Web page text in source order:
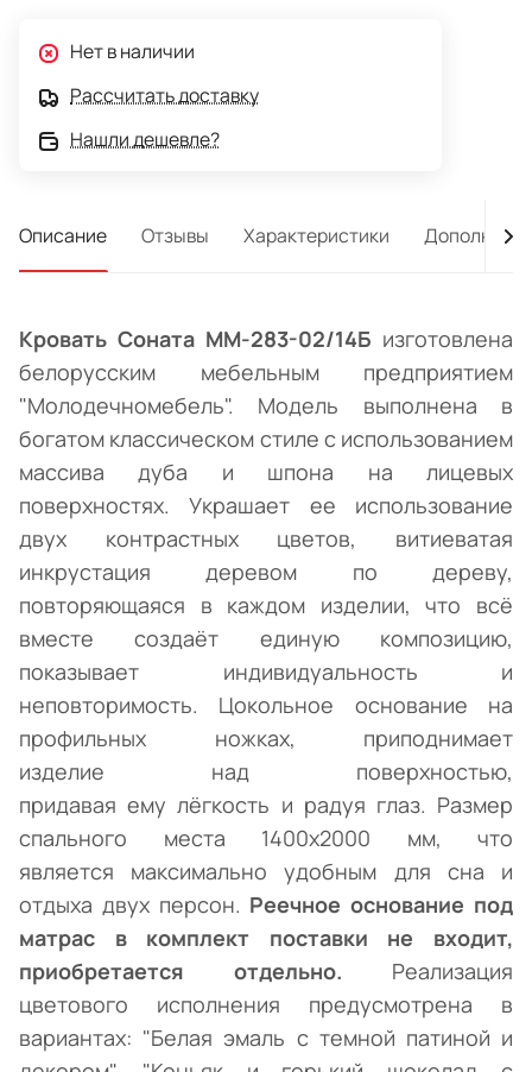
Нет в наличии
Рассчитать доставку
Нашли дешевле?
Описание Отзывы Характеристики
Кровать Соната ММ-283-02/14Б изготовлена
белорусским мебельным предприятием
"Молодечномебель". Модель выполнена в
богатом классическом стиле с использованием
массива дуба и шпона на лицевых
поверхностях. Украшает ее использование
двух контрастных цветов, витиеватая
инкрустация деревом по дереву,
повторяющаяся в каждом изделии, что всё
вместе создаёт единую композицию,
показывает индивидуальность и
неповторимость. Цокольное основание на
профильных ножках, приподнимает
изделие над поверхностью,
придавая ему лёгкость и радуя глаз. Размер
спального места 1400х2000 мм, что
является максимально удобным для сна и
отдыха двух персон. Реечное основание под
матрас в комплект поставки не входит,
приобретается отдельно. Реализация
цветового исполнения предусмотрена в
вариантах: "Белая эмаль с темной патиной и